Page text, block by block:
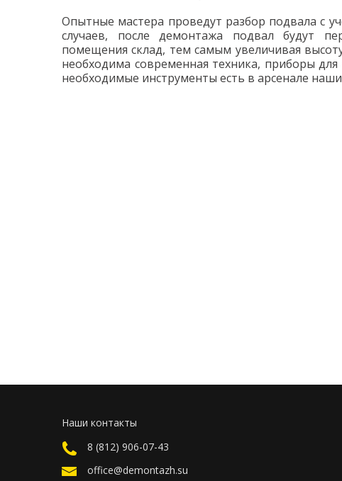
Опытные мастера проведут разбор подвала с
случаев, после демонтажа подвал будут
помещения склад, тем самым увеличивая
необходима современная техника, приборы
необходимые инструменты есть в арсенале
Наши контакты
8 (812) 906-07-43
office@demontazh.su